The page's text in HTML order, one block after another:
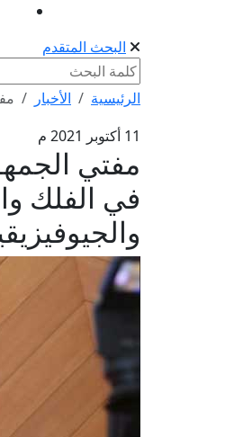
البحث المتقدم
الرئيسية الأخبار
11 أكتوبر 2021 م
مفتي
في الفلك